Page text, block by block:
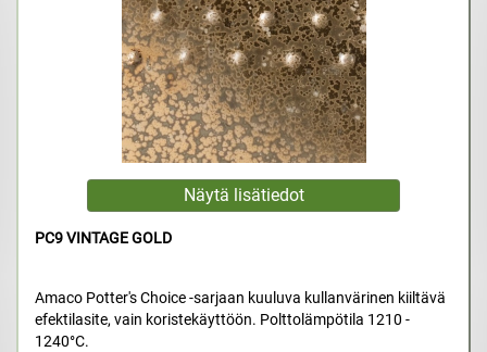
PC9 VINTAGE GOLD
Amaco Potter's Choice -sarjaan kuuluva kullanvärinen kiiltävä
efektilasite, vain koristekäyttöön. Polttolämpötila 1210 -
1240°C.